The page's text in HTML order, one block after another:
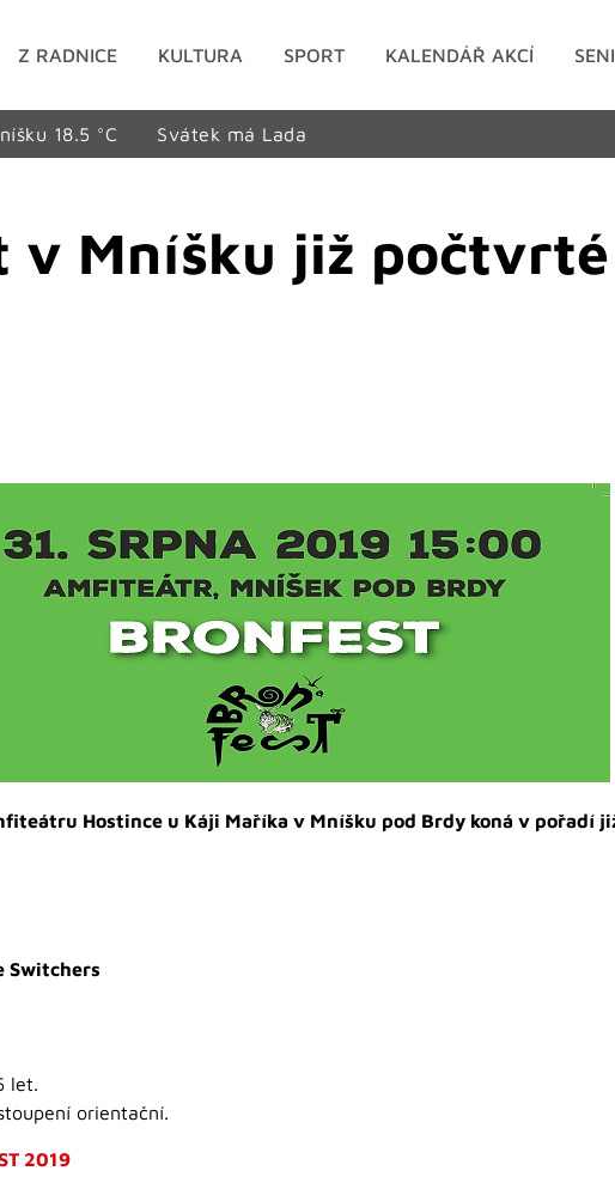
Z RADNICE KULTURA SPORT KALENDÁŘ AKCÍ
18.5 °C Svátek má Lada
v Mníšku již počtvrté
Hostince u Káji Maříka v Mníšku pod Brdy koná v pořadí
Switchers
let.
orientační.
2019